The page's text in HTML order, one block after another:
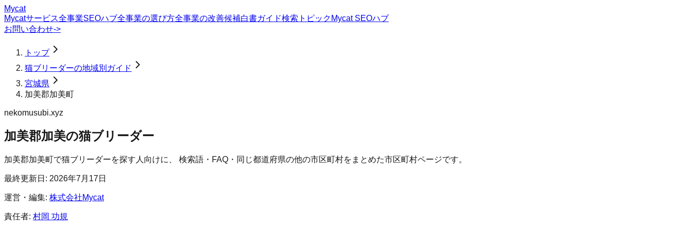
Mycat
Mycatサービス全事業SEOハブ全事業の選び方全事業の改善候補白書ガイド検索トピック Mycat SEOハブ
お問い合わせ->
トップ
猫ブリーダーの地域別ガイド
宮城県
加美郡加美町
nekomusubi.xyz
加美郡加美の猫ブリーダー
加美郡加美町で猫ブリーダーを探す人向けに、 検索語・FAQ・同じ都道府県の他の市区町村をまとめた市区町村ページです。
最終更新日: 2026年7月17日
運営・編集: 株式会社Mycat
責任者: 村岡 功規